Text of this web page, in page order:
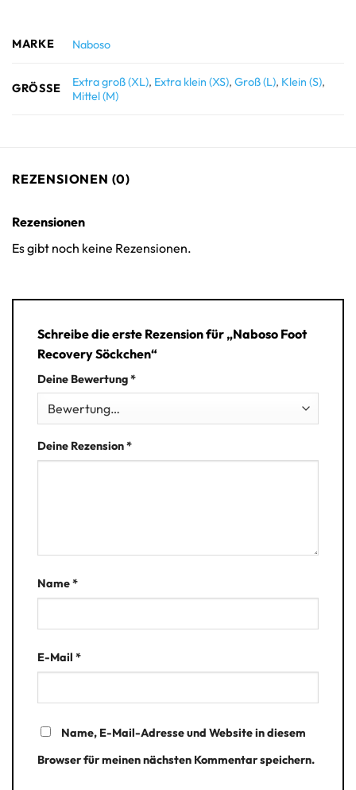
MARKE Naboso
GRÖSSE Extra groß (XL), Extra klein (XS),Groß (L), Klein (S),
Mittel (M)
REZENSIONEN (0)
Rezensionen
Es gibt noch keine Rezensionen.
Schreibe die erste Rezension für „Naboso Foot
Recovery Söckchen“
Deine Bewertung*
Deine Rezension*
Name*
E-Mail *
Name, E-Mail-Adresse und Website in diesem
Browser für meinen nächsten Kommentar speichern.